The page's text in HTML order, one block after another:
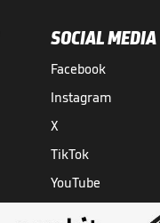
SOCIAL MEDIA
Facebook
Instagram
X
TikTok
YouTube